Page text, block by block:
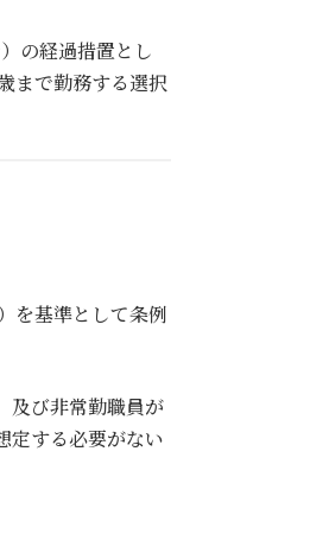
の経過措置とし
まで勤務する選択
を基準として条例
及び非常勤職員が
定する必要がない